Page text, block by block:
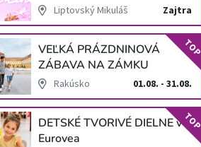
Liptovský Mikuláš Zajtra
VEĽKÁ PRÁZDNINOVÁ
ZÁBAVA NA ZÁMKU
SCHLOSS HOF
Rakúsko 01.08. - 31.08.
TOP
DETSKÉ TVORIVÉ DIELNE v
Eurovea
TOP